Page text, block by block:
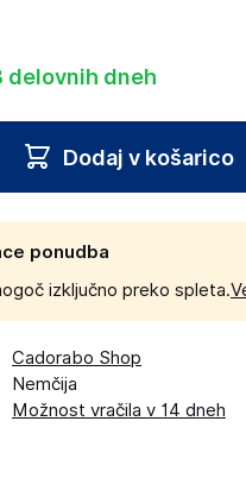
delovnih dneh
Dodaj v košarico
ponudba
izključno preko spleta.
Cadorabo Shop
Nemčija
Možnost vračila v 14 dneh